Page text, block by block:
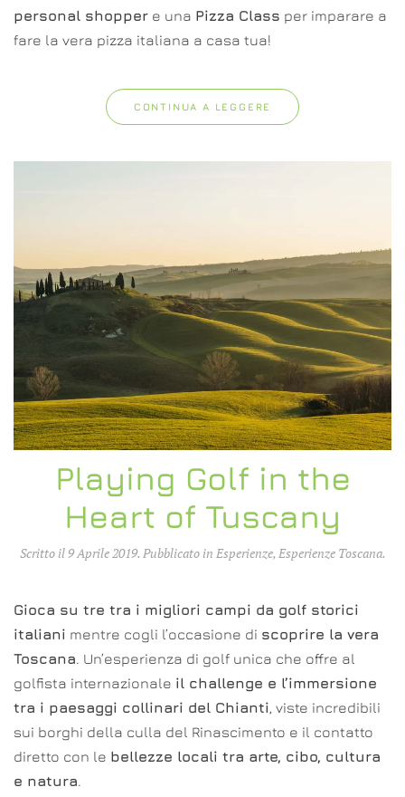
personal shopper e una Pizza Class per imparare a
fare la vera pizza italiana a casa tua!
CONTINUA A LEGGERE
Playing Golf in the
Heart of Tuscany
Scritto il9 Aprile 2019. Pubblicato in Esperienze,Esperienze Toscana.
Gioca su tre tra i migliori campi da golf storici
italiani mentre cogli l’occasione di scoprire la vera
Toscana. Un’esperienza di golf unica che offre al
golfista internazionale il challenge e l’immersione
tra i paesaggi collinari del Chianti, viste incredibili
sui borghi della culla del Rinascimento e il contatto
diretto con le bellezze locali tra arte, cibo, cultura
e natura.